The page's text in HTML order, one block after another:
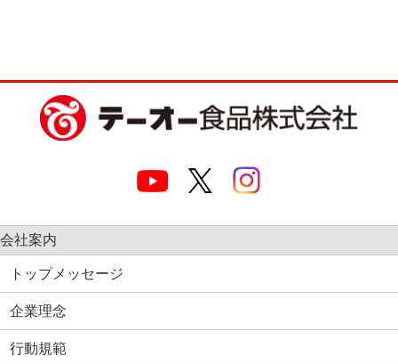
会社案内
トップメッセージ
企業理念
行動規範